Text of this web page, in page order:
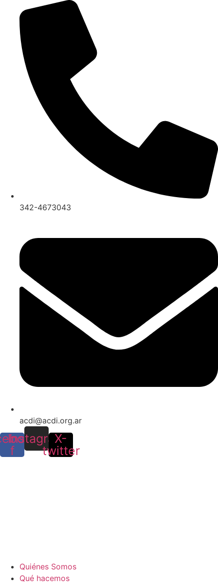
contenido
342-4673043
acdi@acdi.org.ar
f
Instagram
X-
twitter
Quiénes Somos
Qué hacemos